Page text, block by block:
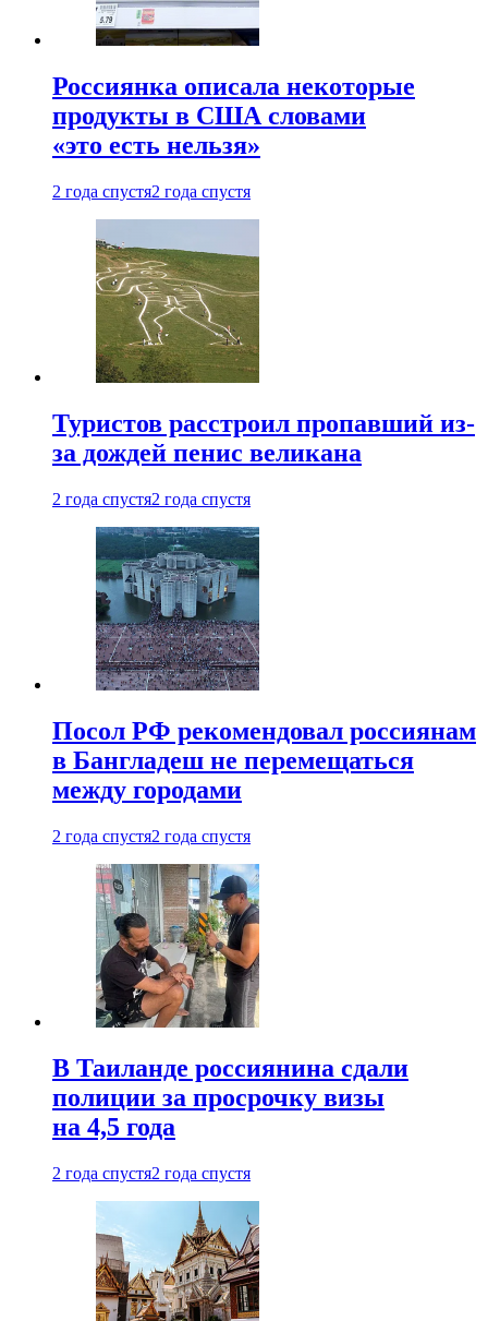
Россиянка описала некоторые
продукты в США словами
«это есть нельзя»
2 года спустя2 года спустя
Туристов расстроил пропавший из-
за дождей пенис великана
2 года спустя2 года спустя
Посол РФ рекомендовал россиянам
в Бангладеш не перемещаться
между городами
2 года спустя2 года спустя
В Таиланде россиянина сдали
полиции за просрочку визы
на 4,5 года
2 года спустя2 года спустя